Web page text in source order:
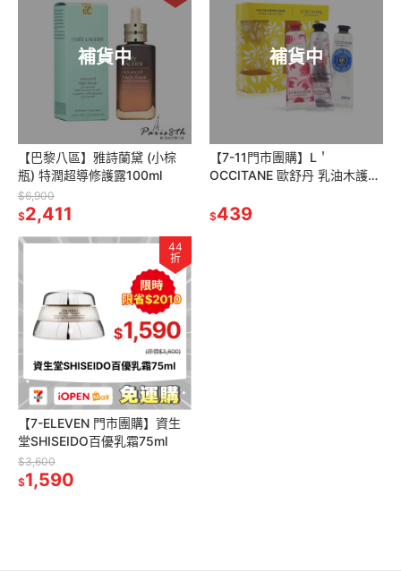
補貨中
【巴黎八區】雅詩蘭黛 (小棕
瓶) 特潤超導修護露100ml
$6,900
$2,411
補貨中
【7-11門市團購】L＇
OCCITANE 歐舒丹 乳油木護手
$439
44
折
【7-ELEVEN 門市團購】資生
堂SHISEIDO百優乳霜75ml
$3,600
$1,590